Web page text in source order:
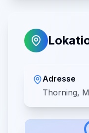
Adresse
Thorning,